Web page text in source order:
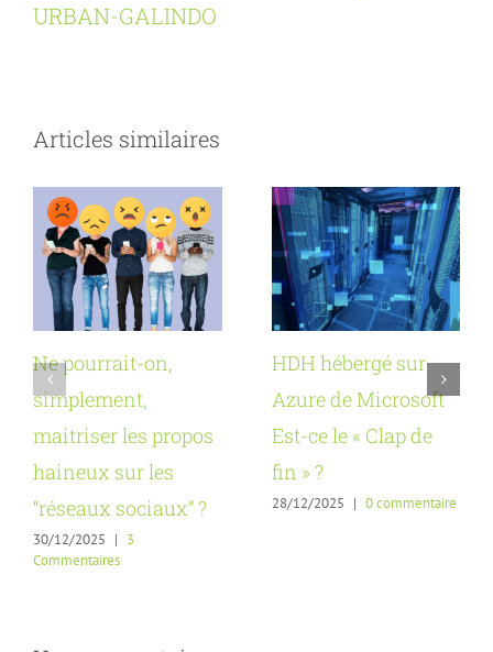
URBAN-GALINDO
Articles similaires
Ne pourrait-on,
simplement,
maitriser les propos
haineux sur les
“réseaux sociaux” ?
30/12/2025 | 3
Commentaires
HDH hébergé sur
Azure de Microsoft
Est-ce le « Clap de
fin » ?
28/12/2025 | 0 commentaire